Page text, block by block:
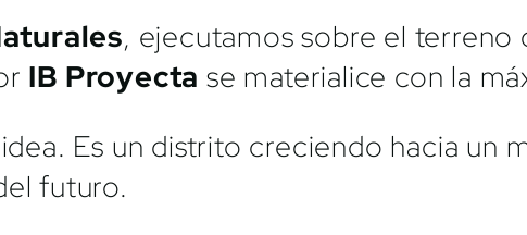
, ejecutamos sobre el terreno
IB Proyecta se materialice con la
Es un distrito creciendo hacia un
futuro.